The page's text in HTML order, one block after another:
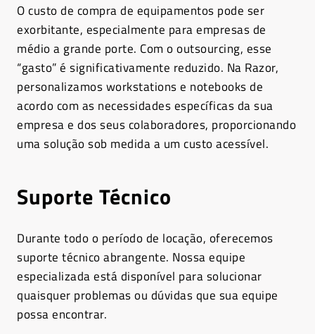
O custo de compra de equipamentos pode ser
exorbitante, especialmente para empresas de
médio a grande porte. Com o outsourcing, esse
“gasto” é significativamente reduzido. Na Razor,
personalizamos workstations e notebooks de
acordo com as necessidades específicas da sua
empresa e dos seus colaboradores, proporcionando
uma solução sob medida a um custo acessível.
Suporte Técnico
Durante todo o período de locação, oferecemos
suporte técnico abrangente. Nossa equipe
especializada está disponível para solucionar
quaisquer problemas ou dúvidas que sua equipe
possa encontrar.